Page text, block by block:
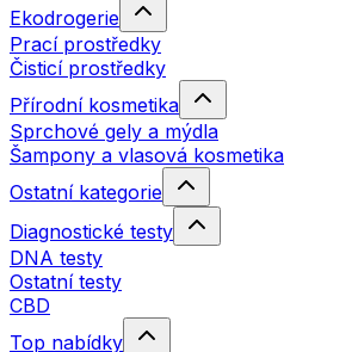
Ekodrogerie
Prací prostředky
Čisticí prostředky
Přírodní kosmetika
Sprchové gely a mýdla
Šampony a vlasová kosmetika
Ostatní kategorie
Diagnostické testy
DNA testy
Ostatní testy
CBD
Top nabídky